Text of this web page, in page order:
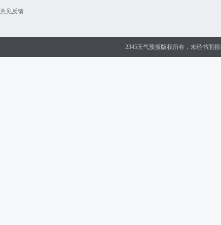
意见反馈
2345天气预报版权所有，未经书面